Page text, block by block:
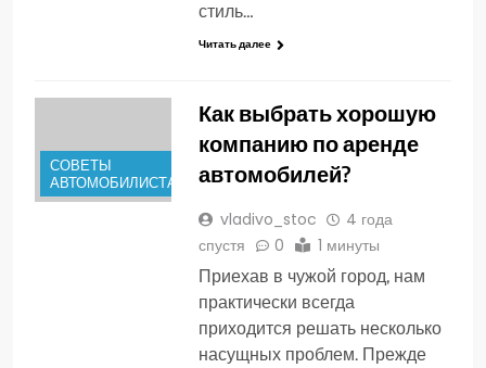
стиль…
Читать далее
СОВЕТЫ
АВТОМОБИЛИСТАМ
Как выбрать хорошую
компанию по аренде
автомобилей?
vladivo_stoc
4 года
спустя
0 1 минуты
Приехав в чужой город, нам
практически всегда
приходится решать несколько
насущных проблем. Прежде